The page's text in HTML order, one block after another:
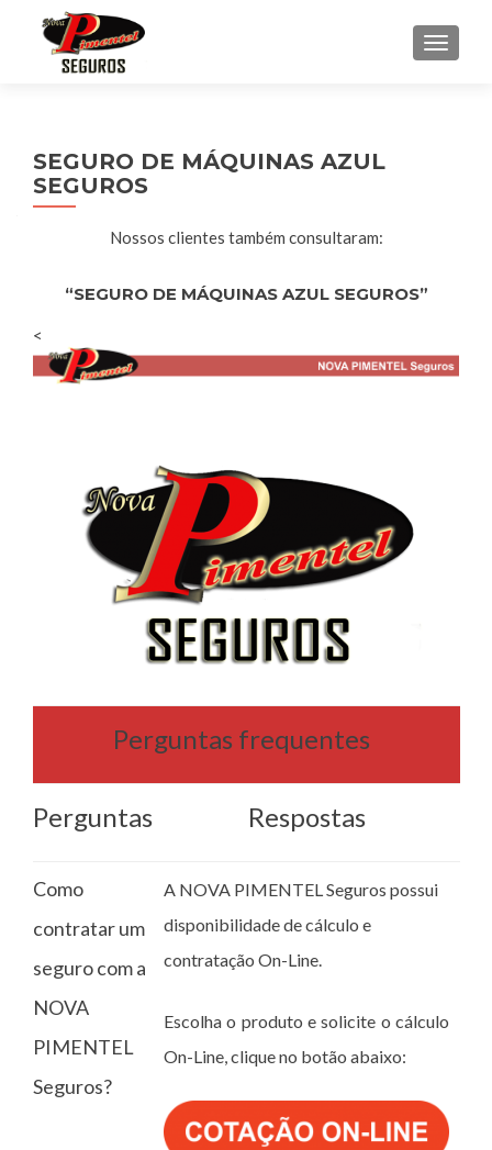
SEGURO DE MÁQUINAS AZUL
SEGUROS
Nossos clientes também consultaram:
“SEGURO DE MÁQUINAS AZUL SEGUROS”
<
Perguntas frequentes
Perguntas Respostas
Como
contratar um
seguro com a
NOVA
PIMENTEL
Seguros?
A NOVA PIMENTEL Seguros possui
disponibilidade de cálculo e
contratação On-Line.
Escolha o produto e solicite o cálculo
On-Line, clique no botão abaixo: